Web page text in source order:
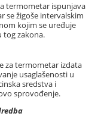
termometar ispunjava
se žigoše intervalskim
kojim se uređuje
tog zakona.
za termometar izdata
usaglašenosti u
sredstva i
sprovođenje.